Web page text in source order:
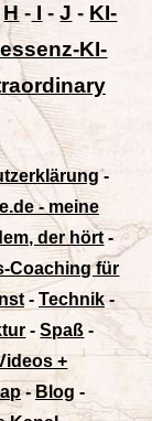
H- I -J - KI-
KI-
-
- meine
der hört-
Coaching für
- Technik-
-Spaß -
+
-Blog -